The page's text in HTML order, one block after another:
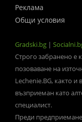
Реклама
Общи условия
Gradski.bg |
Строго забранено е
позоваване на
Lechenie.BG, както и
възприеман като
специалист.
Преди